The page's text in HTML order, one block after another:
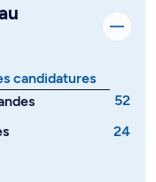
candidatures
52
24